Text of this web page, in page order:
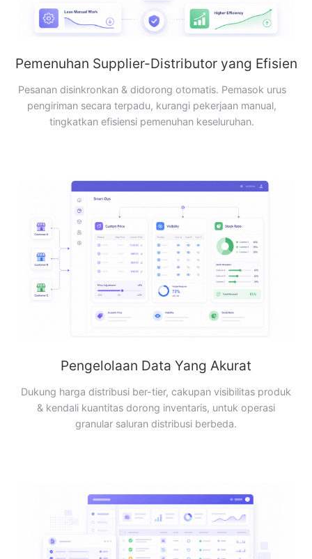
Pemenuhan Supplier-Distributor yang Efisien
Pesanan disinkronkan & didorong otomatis. Pemasok urus
pengiriman secara terpadu, kurangi pekerjaan manual,
tingkatkan efisiensi pemenuhan keseluruhan.
Pengelolaan Data Yang Akurat
Dukung harga distribusi ber-tier, cakupan visibilitas produk
& kendali kuantitas dorong inventaris, untuk operasi
granular saluran distribusi berbeda.